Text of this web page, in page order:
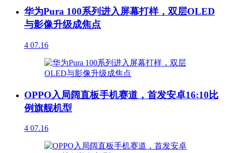
华为Pura 100系列进入屏幕打样，双层OLED
与影像升级成焦点
4 07.16
OPPO入局阔直板手机赛道，首发安卓16:10比
例旗舰机型
4 07.16